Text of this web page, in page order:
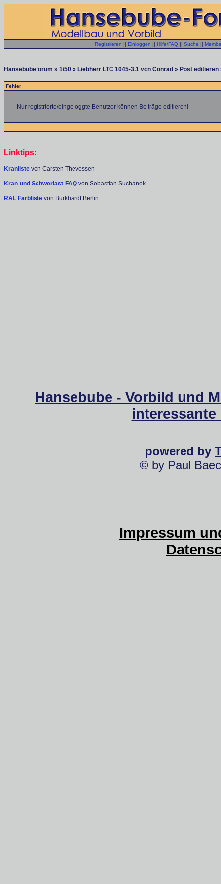
Registrieren || Einloggen || Hilfe/FAQ || Suche ||
Hansebubeforum » 1/50 » Liebherr LTC 1045-3.1 von Conrad » Post editieren
Fehler
Nur registrierte/eingeloggte Benutzer können Beiträge editieren!
Linktips:
Kranliste von Carsten Thevessen
Kran-und Schwerlast-FAQ von Sebastian Suchanek
RAL Farbliste von Burkhardt Berlin
Hansebube - Vorbild und
powered by
© by Paul
Impressum